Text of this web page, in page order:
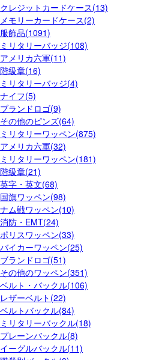
クレジットカードケース(13)
メモリーカードケース(2)
服飾品(1091)
ミリタリーバッジ(108)
アメリカ六軍(11)
階級章(16)
ミリタリーバッジ(4)
ナイフ(5)
ブランドロゴ(9)
その他のピンズ(64)
ミリタリーワッペン(875)
アメリカ六軍(32)
ミリタリーワッペン(181)
階級章(21)
英字・英文(68)
国旗ワッペン(98)
ナム戦ワッペン(10)
消防・EMT(24)
ポリスワッペン(33)
バイカーワッペン(25)
ブランドロゴ(51)
その他のワッペン(351)
ベルト・バックル(106)
レザーベルト(22)
ベルトバックル(84)
ミリタリーバックル(18)
プレーンバックル(8)
イーグルバックル(11)